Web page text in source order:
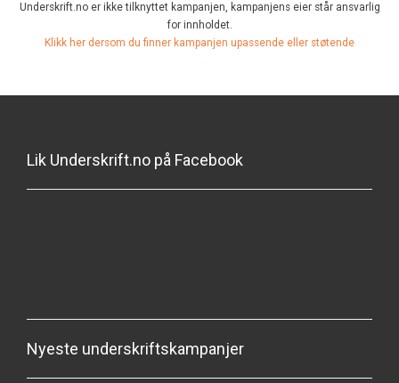
Underskrift.no er ikke tilknyttet kampanjen, kampanjens eier står ansvarlig
for innholdet.
Klikk her dersom du finner kampanjen upassende eller støtende
Lik Underskrift.no på Facebook
Nyeste underskriftskampanjer